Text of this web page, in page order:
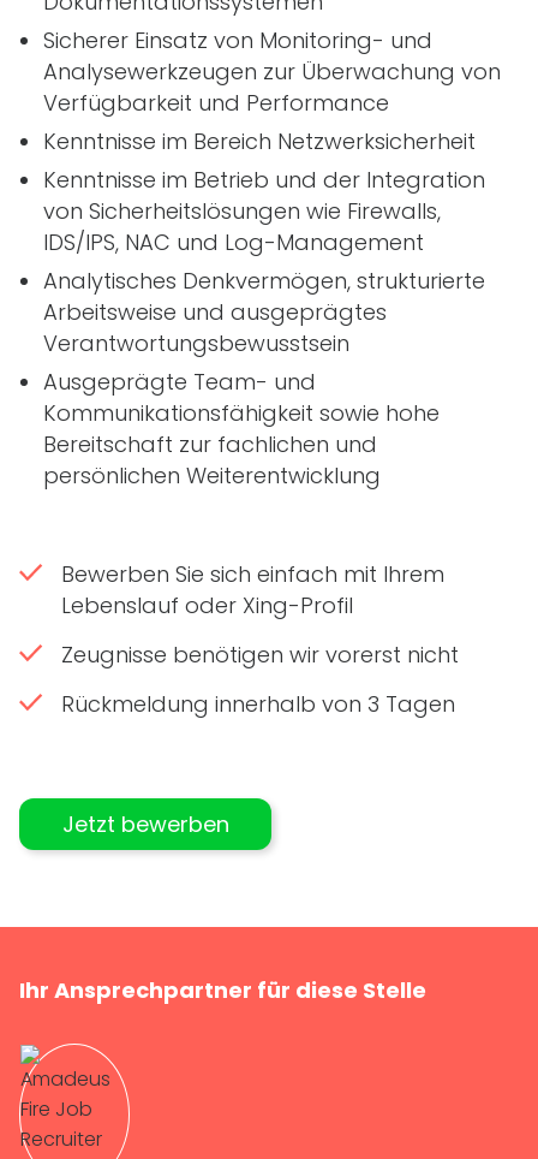
Sicherer Einsatz von Monitoring- und
Analysewerkzeugen zur Überwachung von
Verfügbarkeit und Performance
Kenntnisse im Bereich Netzwerksicherheit
Kenntnisse im Betrieb und der Integration
von Sicherheitslösungen wie Firewalls,
IDS/IPS, NAC und Log-Management
Analytisches Denkvermögen, strukturierte
Arbeitsweise und ausgeprägtes
Verantwortungsbewusstsein
Ausgeprägte Team- und
Kommunikationsfähigkeit sowie hohe
Bereitschaft zur fachlichen und
persönlichen Weiterentwicklung
Bewerben Sie sich einfach mit Ihrem
Lebenslauf oder Xing-Profil
Zeugnisse benötigen wir vorerst nicht
Rückmeldung innerhalb von 3 Tagen
Jetzt bewerben
Ihr Ansprechpartner für diese Stelle